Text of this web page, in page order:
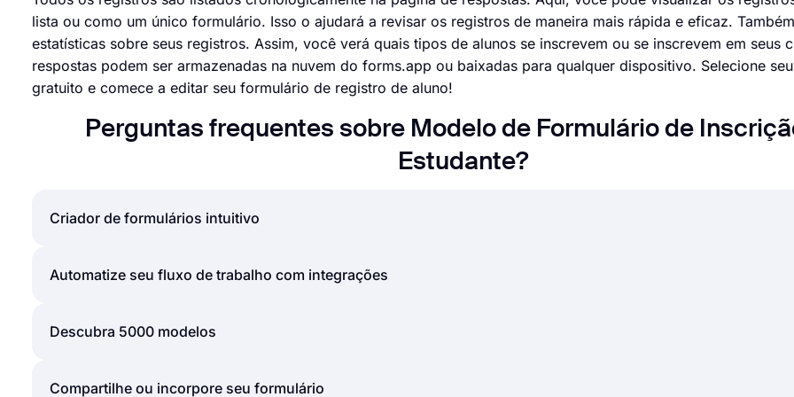
lista ou como um único formulário. Isso o ajudará a revisar os registros de maneira mais rápida e eficaz.
estatísticas sobre seus registros. Assim, você verá quais tipos de alunos se inscrevem ou se inscrevem em seus
respostas podem ser armazenadas na nuvem do forms.app ou baixadas para qualquer dispositivo. Selecione
gratuito e comece a editar seu formulário de registro de aluno!
Perguntas frequentes sobre Modelo de Formulário de
Estudante?
Criador de formulários intuitivo
Crie formulários online com facilidade, personalize os campos, o design e as opções de privacidade do seu
Recursos poderosos:
● Crie formulários com facilidade
Automatize seu fluxo de trabalho com integrações
Você pode integrar os formulários e pesquisas que criou no forms.app com muitos aplicativos de terceiros
seu formulário é enviado e a criação de uma oferta no Pipedrive para um pedido que você recebeu ou um
Descubra 5000 modelos
Não há limites e fronteiras quando se trata de criar formulários, pesquisas e exames online com forms.app!
Compartilhe ou incorpore seu formulário